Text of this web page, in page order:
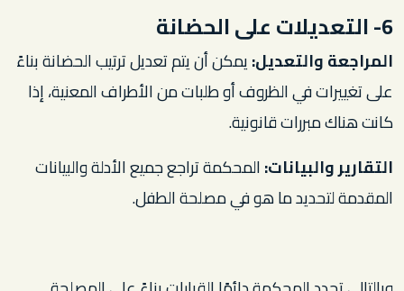
6- التعديلات على الحضانة
المراجعة والتعديل:يمكن أن يتم تعديل ترتيب الحضانة بناءً
على تغييرات في الظروف أو طلبات من الأطراف المعنية، إذا
كانت هناك مبررات قانونية.
التقارير والبيانات:المحكمة تراجع جميع الأدلة والبيانات
المقدمة لتحديد ما هو في مصلحة الطفل.